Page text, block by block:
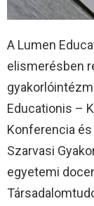
A Lumen
elismerésben
Educationis –
Konferencia és
Szarvasi
egyetemi